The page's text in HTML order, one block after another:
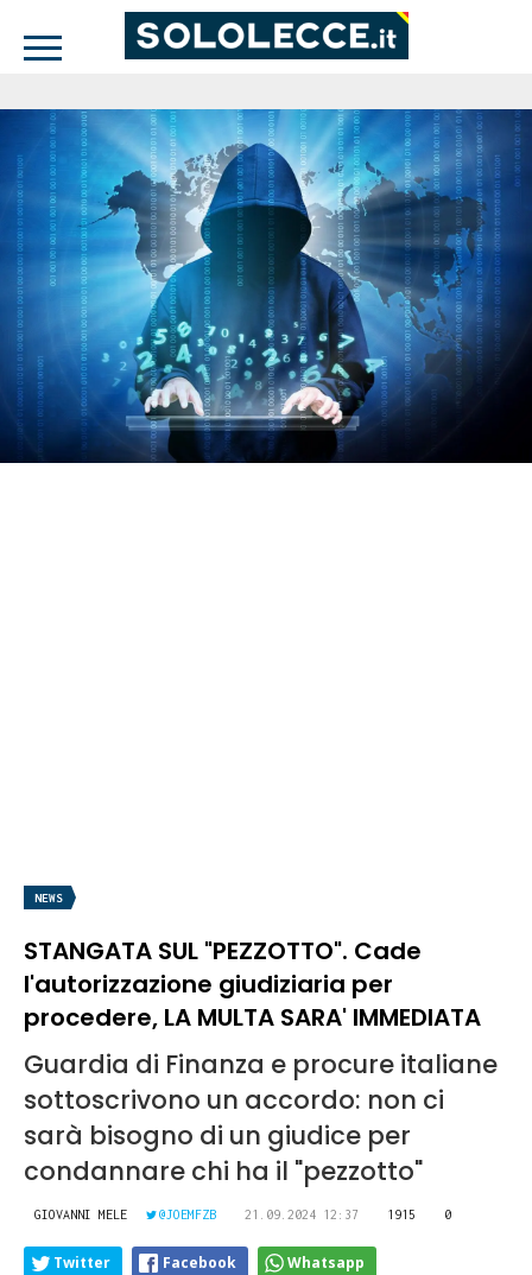
NEWS
STANGATA SUL "PEZZOTTO". Cade
l'autorizzazione giudiziaria per
procedere, LA MULTA SARA' IMMEDIATA
Guardia di Finanza e procure italiane
sottoscrivono un accordo: non ci
sarà bisogno di un giudice per
condannare chi ha il "pezzotto"
GIOVANNI MELE @JOEMFZB 21.09.2024 12:37 1915 0
Twitter Facebook Whatsapp